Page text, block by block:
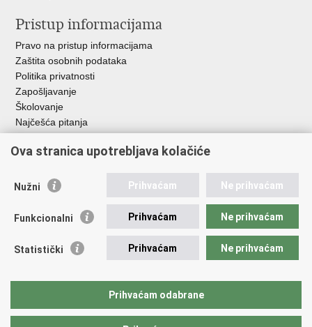
Pristup informacijama
Pravo na pristup informacijama
Zaštita osobnih podataka
Politika privatnosti
Zapošljavanje
Školovanje
Najčešća pitanja
Važne poveznice
EMN Nacionalna kontaktna točka za Republiku Hrvatsku
Policijska akademija
Zaklada policijske solidarnosti
Udruge
Ova stranica upotrebljava kolačiće
Nužni Prihvaćam Ne prihvaćam
Funkcionalni Prihvaćam Ne prihvaćam
Statistički Prihvaćam Ne prihvaćam
Prihvaćam odabrane